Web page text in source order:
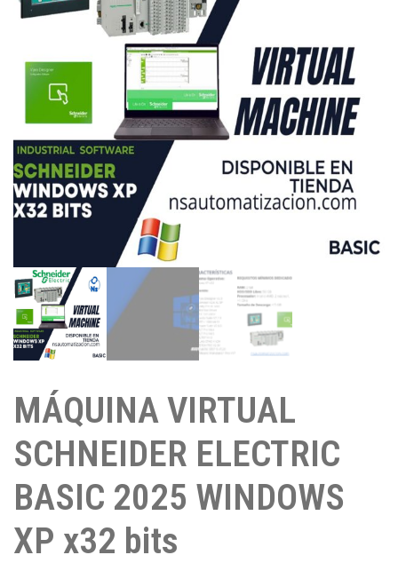
MÁQUINA VIRTUAL
SCHNEIDER ELECTRIC
BASIC 2025 WINDOWS
XP x32 bits